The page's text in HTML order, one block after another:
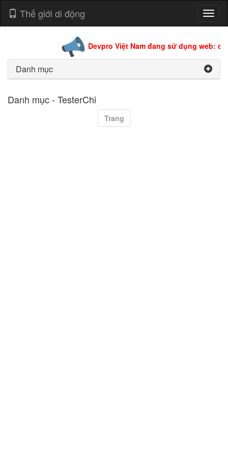
Thế giới di động
Devpro Việt Nam đang sử dụng web:
Danh mục
Danh mục - TesterChi
Trang